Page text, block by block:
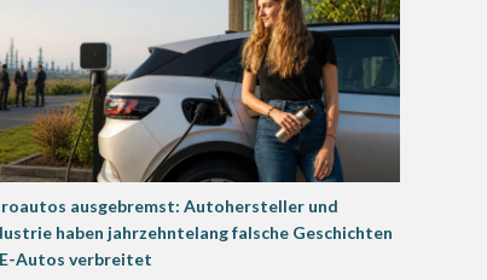
ausgebremst: Autohersteller und
haben jahrzehntelang falsche Geschichten
Autos verbreitet